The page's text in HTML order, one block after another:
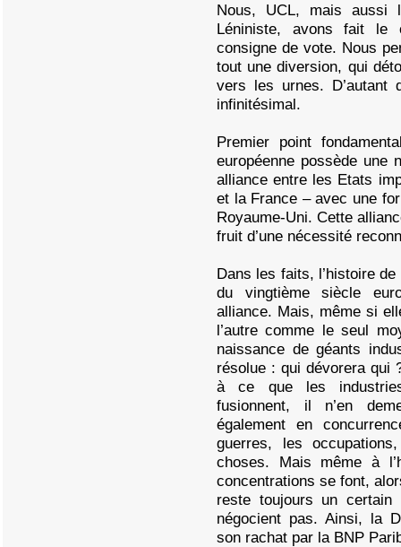
Nous, UCL, mais aussi
Léniniste, avons fait
consigne de vote. Nous
tout une diversion, qui
vers les urnes. D’autant
infinitésimal.
Premier point
européenne possède une
alliance entre les Etats
et la France – avec une
Royaume-Uni. Cette
fruit d’une nécessité
Dans les faits, l’histoire
du vingtième siècle
alliance. Mais, même si
l’autre comme le seul
naissance de géants
résolue : qui dévorera qui
à ce que les
fusionnent, il n’en
également en
guerres, les
choses. Mais même à
concentrations se font,
reste toujours un
négocient pas. Ainsi, la
son rachat par la BNP